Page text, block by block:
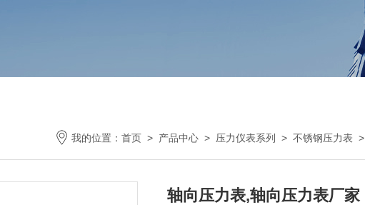
我的位置： 首页 > 产品中心 > 压力仪表系列 > 不锈钢压力表 >
轴向压力表,轴向压力表厂家